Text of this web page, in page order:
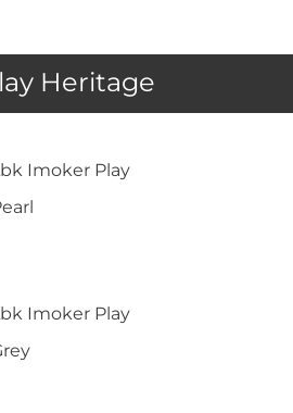
Heritage